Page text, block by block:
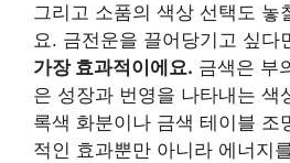
그리고 소품의 색상 선택도 놓
요. 금전운을 끌어당기고 싶다
가장 효과적이에요. 금색은 부
은 성장과 번영을 나타내는 색
록색 화분이나 금색 테이블 조
적인 효과뿐만 아니라 에너지